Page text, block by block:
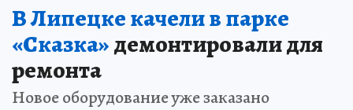
В Липецке качели в парке
«Сказка»демонтировали для
ремонта
Новое оборудование уже заказано